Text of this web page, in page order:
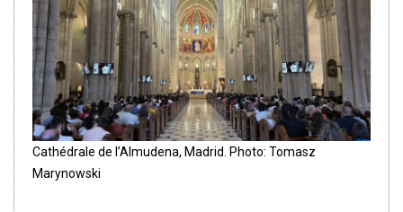
Cathédrale de l’Almudena, Madrid. Photo: Tomasz
Marynowski